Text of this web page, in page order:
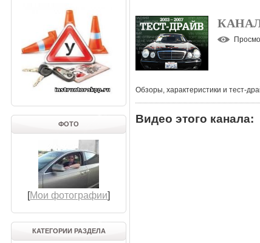
ФОТО
[Мои фотографии]
КАТЕГОРИИ РАЗДЕЛА
Обзоры, характеристики и тест-
Видео этого канала: